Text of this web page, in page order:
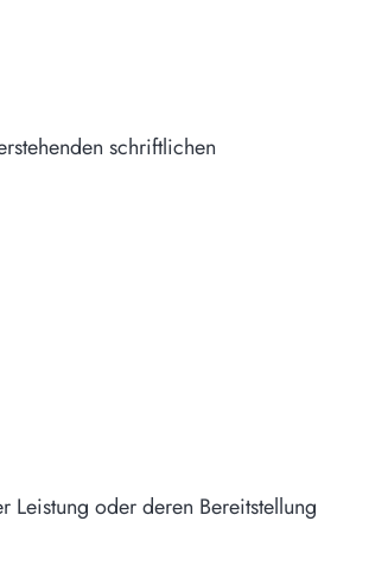
schriftlichen
Leistung oder deren Bereitstellung